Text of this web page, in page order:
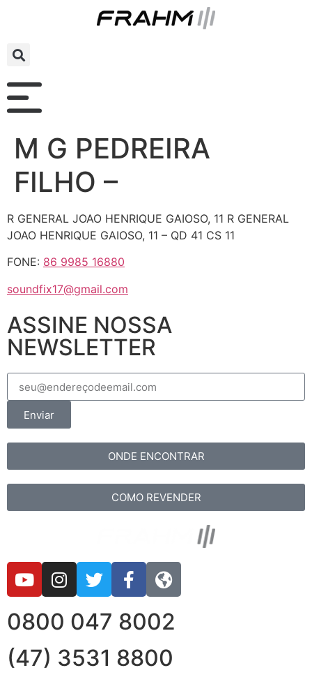
M G PEDREIRA
FILHO –
R GENERAL JOAO HENRIQUE GAIOSO, 11 R GENERAL
JOAO HENRIQUE GAIOSO, 11 – QD 41 CS 11
FONE: 86 9985 16880
soundfix17@gmail.com
ASSINE NOSSA
NEWSLETTER
Enviar
ONDE ENCONTRAR
COMO REVENDER
0800 047 8002
(47) 3531 8800